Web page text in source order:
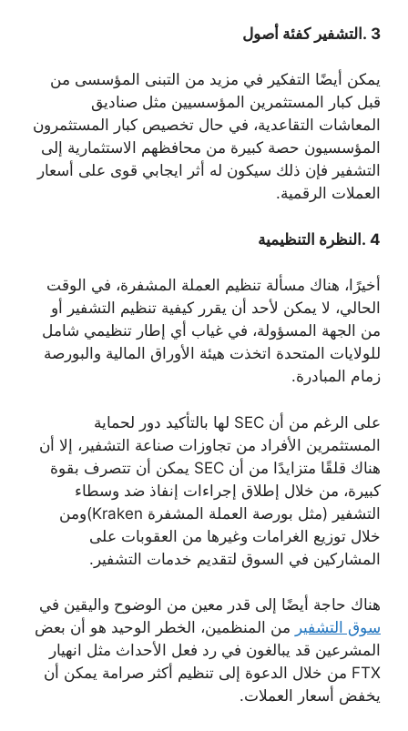
3 .التشفير كفئة أصول
يمكن أيضًا التفكير في مزيد من التبنى المؤسسى من
قبل كبار المستثمرين المؤسسيين مثل صناديق
المعاشات التقاعدية، في حال تخصيص كبار المستثمرون
المؤسسيون حصة كبيرة من محافظهم الاستثمارية إلى
التشفير فإن ذلك سيكون له أثر ايجابي قوى على أسعار
العملات الرقمية.
4 .النظرة التنظيمية
أخيرًا، هناك مسألة تنظيم العملة المشفرة، في الوقت
الحالي، لا يمكن لأحد أن يقرر كيفية تنظيم التشفير أو
من الجهة المسؤولة، في غياب أي إطار تنظيمي شامل
للولايات المتحدة اتخذت هيئة الأوراق المالية والبورصة
زمام المبادرة.
على الرغم من أن SEC لها بالتأكيد دور لحماية
المستثمرين الأفراد من تجاوزات صناعة التشفير، إلا أن
هناك قلقًا متزايدًا من أن SEC يمكن أن تتصرف بقوة
كبيرة، من خلال إطلاق إجراءات إنفاذ ضد وسطاء
التشفير (مثل بورصة العملة المشفرة Kraken)ومن
خلال توزيع الغرامات وغيرها من العقوبات على
المشاركين في السوق لتقديم خدمات التشفير.
هناك حاجة أيضًا إلى قدر معين من الوضوح واليقين في
سوق التشفير من المنظمين، الخطر الوحيد هو أن بعض
المشرعين قد يبالغون في رد فعل الأحداث مثل انهيار
FTX من خلال الدعوة إلى تنظيم أكثر صرامة يمكن أن
يخفض أسعار العملات.